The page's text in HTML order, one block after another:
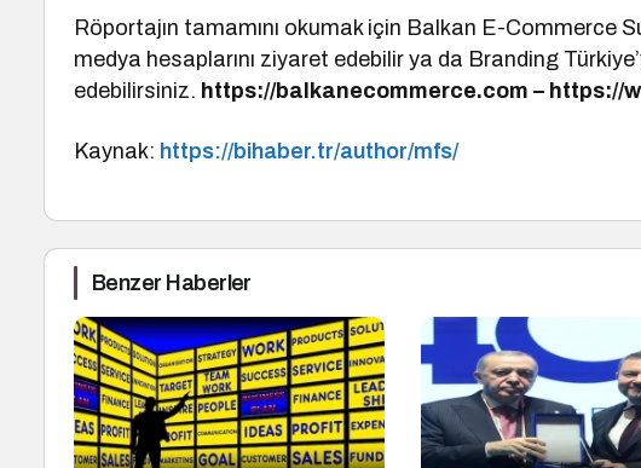
Röportajın tamamını okumak için Balkan E-Commerce
medya hesaplarını ziyaret edebilir ya da Branding
edebilirsiniz. https://balkanecommerce.com – https://
Kaynak: https://bihaber.tr/author/mfs/
Benzer Haberler